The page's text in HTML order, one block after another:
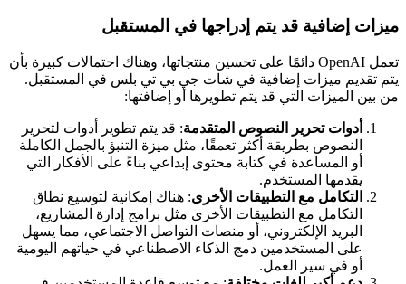
ميزات إضافية قد يتم إدراجها في المستقبل
تعمل OpenAI دائمًا على تحسين منتجاتها، وهناك احتمالات كبيرة بأن
يتم تقديم ميزات إضافية في شات جي بي تي بلس في المستقبل.
من بين الميزات التي قد يتم تطويرها أو إضافتها:
أدوات تحرير النصوص المتقدمة: قد يتم تطوير أدوات لتحرير
النصوص بطريقة أكثر تعمقًا، مثل ميزة التنبؤ بالجمل الكاملة
أو المساعدة في كتابة محتوى إبداعي بناءً على الأفكار التي
يقدمها المستخدم.
التكامل مع التطبيقات الأخرى: هناك إمكانية لتوسيع نطاق
التكامل مع التطبيقات الأخرى مثل برامج إدارة المشاريع،
البريد الإلكتروني، أو منصات التواصل الاجتماعي، مما يسهل
على المستخدمين دمج الذكاء الاصطناعي في حياتهم اليومية
أو في سير العمل.